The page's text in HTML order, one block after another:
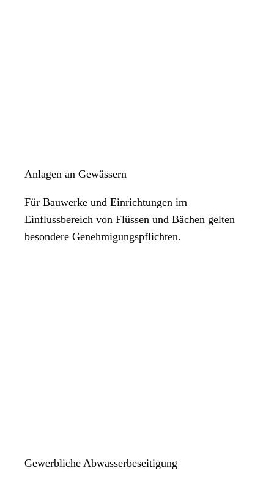
Anlagen an Gewässern
Für Bauwerke und Einrichtungen im
Einflussbereich von Flüssen und Bächen gelten
besondere Genehmigungspflichten.
Gewerbliche Abwasserbeseitigung